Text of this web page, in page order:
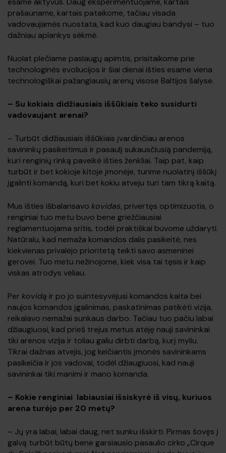
prašauname, kartais pataikome, tačiau visada
vadovaujamės nuostata, kad kuo daugiau bandysi – tuo
dažniau aplankys sėkmė.
Nuolat plečiame paslaugų apimtis, prisitaikome prie
technologinės evoliucijos ir šiai dienai išties esame viena
technologiškai pažangiausių arenų visose Baltijos šalyse.
– Su kokiais didžiausiais iššūkiais teko susidurti
vadovaujant arenai?
– Turbūt didžiausiais iššūkiais įvardinčiau arenos
savininkų pasikeitimus ir pasaulį sukausčiusią pandemiją,
kuri renginių rinką paveikė išties ženkliai. Taip pat, kaip
turbūt ir bet kokioje kitoje įmonėje, turime nuolatinį iššūkį
įgalinti komandą, kuri bet kokiu atveju turi tam tikrą kaitą.
Mus išties išbalansavo kovidas, privertęs optimizuotis, o
renginiai tuo metu buvo bene griežčiausiai
reglamentuojama sritis, todėl praktiškai buvome uždaryti.
Natūralu, kad nemaža komandos dalis pasikeitė, nes
kiekvienas privalėjo prioritetą teikti savo asmeninei
gerovei. Tuo metu nežinojome, kiek visa tai tęsis ir kaip
viskas atrodys vėliau.
Per kovidą ir po jo suintesyvėjusi komandos kaita bei
naujos komandos įgalinimas, paskatinimas patikėti vizija,
reikalavo nemažai sunkaus darbo. Tačiau tuo pačiu labai
džiaugiuosi, kad prieš trejus metus atėję nauji savininkai
tiki arenos vizija ir toliau galiu dirbti darbą, kurį myliu.
Tikrai dažnas atvejis, jog keičiantis įmonės savininkams
pasikeičia ir jos vadovai, todėl džiaugiuosi, kad nauji
savininkai tiki manimi ir mano komanda.
– Kokie renginiai labiausiai išsiskyrė iš visų, kuriuos
arena turėjo per 20 metų?
– Jų yra labai, labai daug, net sunku išskirti. Pirmas šovęs į
galvą turbūt būtų bene garsiausio pasaulio cirko „Cirque